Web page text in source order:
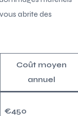
abrite des
Coût moyen
annuel
€450